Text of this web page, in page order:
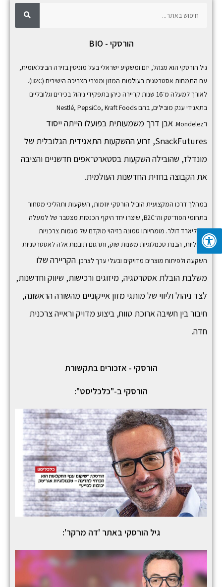
ח
י
פ
הורסקי - BIO
גיל הורסקי הוא מנהל, יזם ומשקיע ישראלי בעל מוניטין בזירה הבינלאומית,
עם התמחות אסטרטגית בעולמות המזון ומוצרי הצריכה הישירים (B2C).
לאורך למעלה מ־16 שנות קריירה כיהן בתפקידי ניהול בכירים וגלובליים
בתאגידי ענק מובילים, בהם
Nestlé, PepsiCo, Kraft Foods
ו־Mondelez
. אבן דרך משמעותית בפועלו הייתה ייסוד
SnackFutures, זרוע ההשקעות התאגידית הגלובלית של
מונדלז, שהובילה השקעות בסטארט־אפים חדשניים והציבה
את הקבוצה בחזית החדשנות העולמית.
במהלך דרכו המקצועית הוביל הורסקי יוזמות, השקעות ותהליכי מסחור
בתחומי הפוד־טק וה־B2C, שיצרו יחד היקף הכנסות מצטבר של למעלה
ממיליארד דולר. מומחיותו טמונה בזיהוי מוקדם של מגמות צרכניות
גלובליות, הבנת טכנולוגיות משנות שוק, ותרגום תובנות אלה לאסטרטגיות
השקעה ולפיתוח מוצרים מדויקים ובעלי ערך לצרכן. הקריירה שלו
משלבת הובלת אסטרטגיה, מיזוגים ורכישות, שיווק וחדשנות,
לצד ניהול וליווי של מותגי מזון אייקוניים מהשורה הראשונה,
חיבור בין חשיבה ארוכת טווח, ביצוע מדויק וראייה צרכנית
חדה.
הורסקי - אזכורים בתקשורת
הורסקי ב-"כלכליסט":
גיל הורסקי באתר 'דה מרקר':